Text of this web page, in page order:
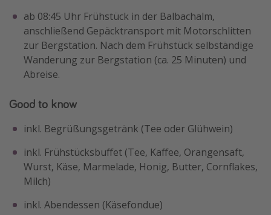
ab 08:45 Uhr Frühstück in der Balbachalm,
anschließend Gepäcktransport mit Motorschlitten
zur Bergstation. Nach dem Frühstück selbständige
Wanderung zur Bergstation (ca. 25 Minuten) und
Abreise.
Good to know
inkl. Begrüßungsgetränk (Tee oder Glühwein)
inkl. Frühstücksbuffet (Tee, Kaffee, Orangensaft,
Wurst, Käse, Marmelade, Honig, Butter, Cornflakes,
Milch)
inkl. Abendessen (Käsefondue)